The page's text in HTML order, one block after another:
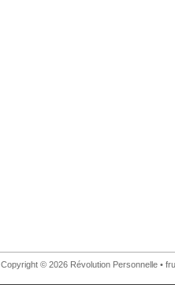
Copyright © 2026 Révolution Personnelle •